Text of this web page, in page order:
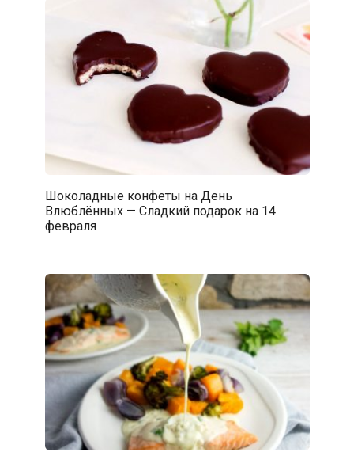
Шоколадные конфеты на День
Влюблённых — Сладкий подарок на 14
февраля